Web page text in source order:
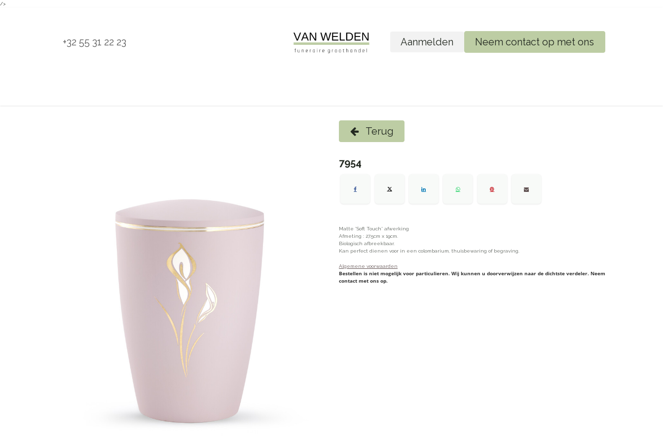
/>
+32 55 31 22 23 Aanmelden Neem contact op met ons
Terug
7954
Matte 'Soft Touch' afwerking
Afmeting : 27.5cm x 19cm.
Biologisch afbreekbaar.
Kan perfect dienen voor in een colombarium, thuisbewaring of begraving.
Algemene voorwaarden
Bestellen is niet mogelijk voor particulieren. Wij kunnen u doorverwijzen naar de dichtste verdeler. Neem
contact met ons op.